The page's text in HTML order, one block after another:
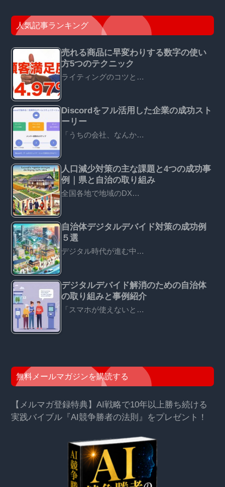
人気記事ランキング
売れる商品に早変わりする数字の使い
方5つのテクニック
ライティングのコツと…
Discordをフル活用した企業の成功スト
ーリー
「うちの会社、なんか…
人口減少対策の主な課題と4つの成功事
例｜県と自治の取り組み
全国各地で地域のDX…
自治体デジタルデバイド対策の成功例
５選
デジタル時代が進む中…
デジタルデバイド解消のための自治体
の取り組みと事例紹介
「スマホが使えないと…
無料メールマガジンを購読する
【メルマガ登録特典】AI戦略で10年以上勝ち続ける
実践バイブル『AI競争勝者の法則』をプレゼント！